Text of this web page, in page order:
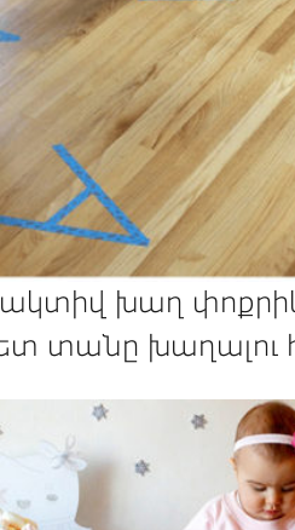
ակտիվ խաղ
տանը խաղալու